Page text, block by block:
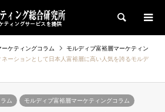
検索
ーケティングコラム
モルディブ富裕層マーケティン
ネーションとして日本人富裕層に高い人気を誇るモルデ
ム モルディブ富裕層マーケティングコラム